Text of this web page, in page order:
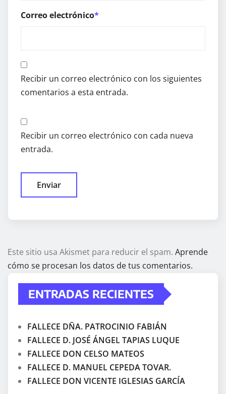
Correo electrónico*
Recibir un correo electrónico con los siguientes
comentarios a esta entrada.
Recibir un correo electrónico con cada nueva
entrada.
Este sitio usa Akismet para reducir el spam. Aprende
cómo se procesan los datos de tus comentarios.
ENTRADAS RECIENTES
FALLECE DÑA. PATROCINIO FABIÁN
FALLECE D. JOSÉ ÁNGEL TAPIAS LUQUE
FALLECE DON CELSO MATEOS
FALLECE D. MANUEL CEPEDA TOVAR.
FALLECE DON VICENTE IGLESIAS GARCÍA